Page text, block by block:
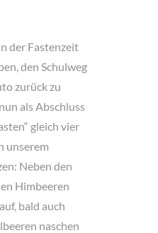
der Fastenzeit
den Schulweg
zurück zu
als Abschluss
gleich vier
unserem
Neben den
Himbeeren
bald auch
naschen